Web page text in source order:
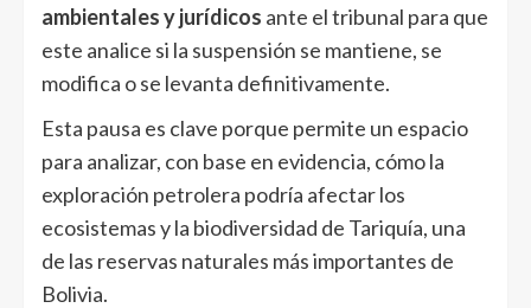
ambientales y jurídicos ante el tribunal para que
este analice si la suspensión se mantiene, se
modifica o se levanta definitivamente.
Esta pausa es clave porque permite un espacio
para analizar, con base en evidencia, cómo la
exploración petrolera podría afectar los
ecosistemas y la biodiversidad de Tariquía, una
de las reservas naturales más importantes de
Bolivia.